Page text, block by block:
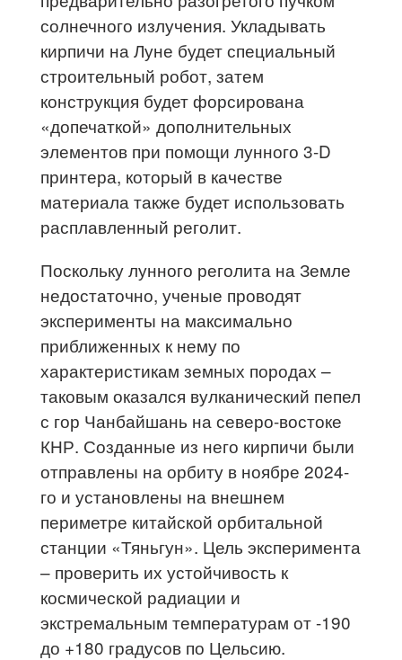
солнечного излучения. Укладывать
кирпичи на Луне будет специальный
строительный робот, затем
конструкция будет форсирована
«допечаткой» дополнительных
элементов при помощи лунного 3-D
принтера, который в качестве
материала также будет использовать
расплавленный реголит.
Поскольку лунного реголита на Земле
недостаточно, ученые проводят
эксперименты на максимально
приближенных к нему по
характеристикам земных породах –
таковым оказался вулканический пепел
с гор Чанбайшань на северо-востоке
КНР. Созданные из него кирпичи были
отправлены на орбиту в ноябре 2024-
го и установлены на внешнем
периметре китайской орбитальной
станции «Тяньгун». Цель эксперимента
– проверить их устойчивость к
космической радиации и
экстремальным температурам от -190
до +180 градусов по Цельсию.